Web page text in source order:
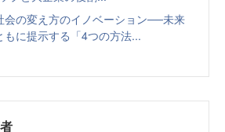
会の変え方のイノベーション──未来
もに提示する「4つの方法...